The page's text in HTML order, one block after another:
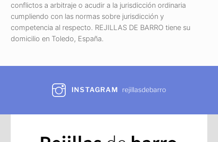
conflictos a arbitraje o acudir a la jurisdicción ordinaria
cumpliendo con las normas sobre jurisdicción y
competencia al respecto. REJILLAS DE BARRO tiene su
domicilio en Toledo, España.
INSTAGRAM rejillasdebarro